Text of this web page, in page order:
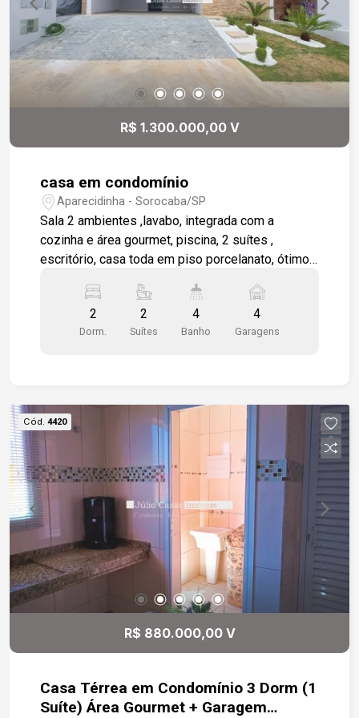
cobertas e 2 descobertas.
R$ 1.300.000,00 V
casa em condomínio
Aparecidinha - Sorocaba/SP
Sala 2 ambientes ,lavabo, integrada com a
cozinha e área gourmet, piscina, 2 suítes ,
escritório, casa toda em piso porcelanato, ótimo
cobertas.
2
Dorm.
2
Suítes
4
Banho
4
Garagens
Cód. 4420
R$ 880.000,00 V
Casa Térrea em Condomínio 3 Dorm (1
Suíte) Área Gourmet + Garagem